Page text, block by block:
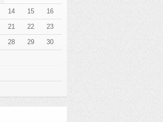
14 15 16
21 22 23
28 29 30